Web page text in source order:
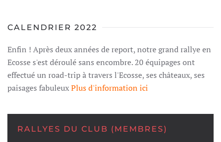
CALENDRIER 2022
Enfin ! Après deux années de report, notre grand rallye en
Ecosse s'est déroulé sans encombre. 20 équipages ont
effectué un road-trip à travers l'Ecosse, ses châteaux, ses
paisages fabuleuxPlus d'information ici
RALLYES DU CLUB (MEMBRES)